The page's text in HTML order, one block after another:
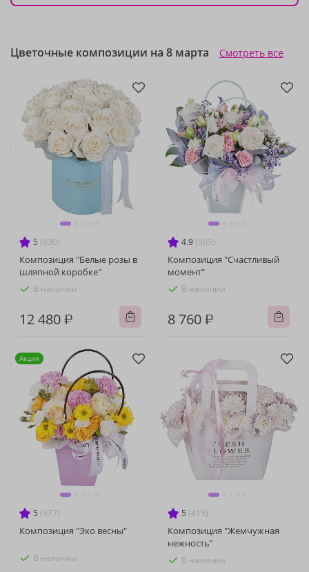
Цветочные композиции на 8 марта Смотреть все
5 (630)
Композиция "Белые розы в
шляпной коробке"
В наличии
12 480 ₽
4.9 (505)
Композиция "Счастливый
момент"
В наличии
8 760 ₽
5 (577)
Композиция "Эхо весны"
В наличии
Акция
5 (415)
Композиция "Жемчужная
нежность"
В наличии